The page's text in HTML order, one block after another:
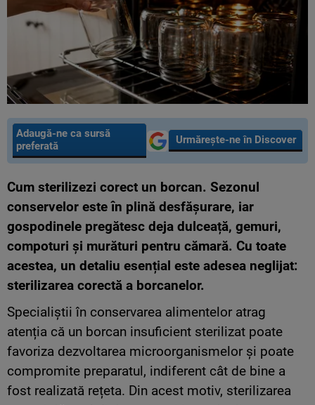
Adaugă-ne ca sursă
preferată
Urmărește-ne în Discover
Cum sterilizezi corect un borcan. Sezonul
conservelor este în plină desfășurare, iar
gospodinele pregătesc deja dulceață, gemuri,
compoturi și murături pentru cămară. Cu toate
acestea, un detaliu esențial este adesea neglijat:
sterilizarea corectă a borcanelor.
Specialiștii în conservarea alimentelor atrag
atenția că un borcan insuficient sterilizat poate
favoriza dezvoltarea microorganismelor și poate
compromite preparatul, indiferent cât de bine a
fost realizată rețeta. Din acest motiv, sterilizarea